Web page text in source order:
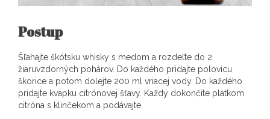
Postup
Šľahajte škótsku whisky s medom a rozdeľte do 2
žiaruvzdorných pohárov. Do každého pridajte polovicu
škorice a potom dolejte 200 ml vriacej vody. Do každého
pridajte kvapku citrónovej šťavy. Každý dokončite plátkom
citróna s klinčekom a podávajte.